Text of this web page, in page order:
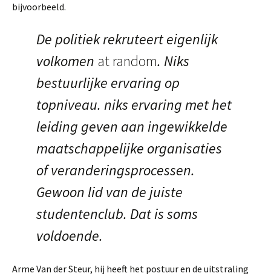
bijvoorbeeld.
De politiek rekruteert eigenlijk
volkomen at random. Niks
bestuurlijke ervaring op
topniveau. niks ervaring met het
leiding geven aan ingewikkelde
maatschappelijke organisaties
of veranderingsprocessen.
Gewoon lid van de juiste
studentenclub. Dat is soms
voldoende.
Arme Van der Steur, hij heeft het postuur en de uitstraling